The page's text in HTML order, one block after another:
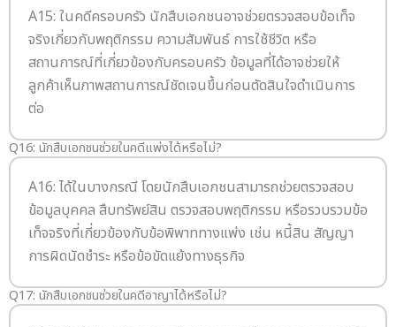
A15: ในคดีครอบครัว นักสืบเอกชนอาจช่วยตรวจสอบข้อเท็จ
จริงเกี่ยวกับพฤติกรรม ความสัมพันธ์ การใช้ชีวิต หรือ
สถานการณ์ที่เกี่ยวข้องกับครอบครัว ข้อมูลที่ได้อาจช่วยให้
ลูกค้าเห็นภาพสถานการณ์ชัดเจนขึ้นก่อนตัดสินใจดำเนินการ
ต่อ
Q16: นักสืบเอกชนช่วยในคดีแพ่งได้หรือไม่?
A16: ได้ในบางกรณี โดยนักสืบเอกชนสามารถช่วยตรวจสอบ
ข้อมูลบุคคล สืบทรัพย์สิน ตรวจสอบพฤติกรรม หรือรวบรวมข้อ
เท็จจริงที่เกี่ยวข้องกับข้อพิพาททางแพ่ง เช่น หนี้สิน สัญญา
การผิดนัดชำระ หรือข้อขัดแย้งทางธุรกิจ
Q17: นักสืบเอกชนช่วยในคดีอาญาได้หรือไม่?